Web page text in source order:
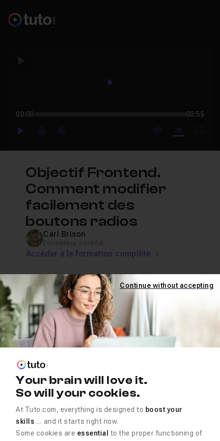
Play
00:00 00:55
ForwardForward mute video
Subtitles
Objectif Frontend.
Comment modifier
facilement des
boutons radios
Carl Brison
Accéder à la formation complète